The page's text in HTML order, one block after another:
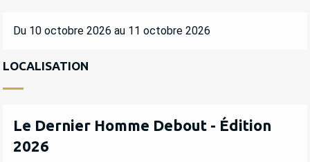
Du 10 octobre 2026 au 11 octobre 2026
LOCALISATION
Le Dernier Homme Debout - Édition
2026